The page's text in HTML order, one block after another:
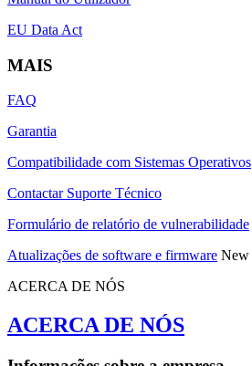
EU Data Act
MAIS
FAQ
Garantia
Compatibilidade com Sistemas Operativos
Contactar Suporte Técnico
Formulário de relatório de vulnerabilidade
Atualizações de software e firmware New
ACERCA DE NÓS
ACERCA DE NÓS